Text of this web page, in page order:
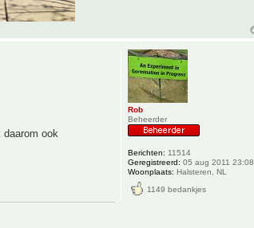
ook
Rob
Beheerder
Berichten: 11514
Geregistreerd: 05 aug 2011 23:08
Woonplaats: Halsteren, NL
1149 bedankjes